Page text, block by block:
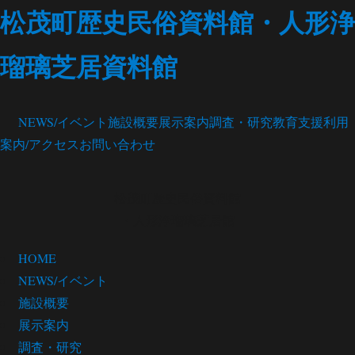
松茂町歴史民俗資料館・人形浄
瑠璃芝居資料館
NEWS/イベント施設概要展示案内調査・研究教育支援利用
案内/アクセスお問い合わせ
HOME
NEWS/イベント
施設概要
展示案内
調査・研究